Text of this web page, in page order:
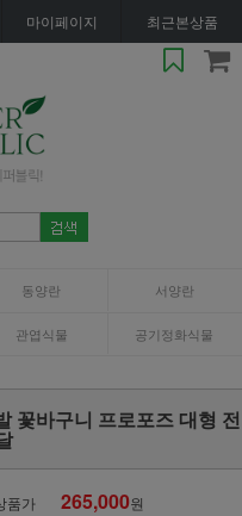
마이페이지 최근본상품
동양란 서양란
관엽식물 공기정화식물
꽃바구니 프로포즈 대형 전
품가 265,000원